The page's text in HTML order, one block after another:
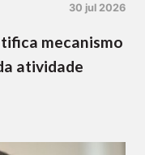
30 jul 2026
mecanismo
atividade